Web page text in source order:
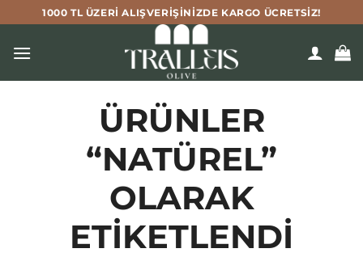
İçeriğe
atla
1000 TL ÜZERI ALIŞVERIŞINIZDE KARGO ÜCRETSIZ!
ÜRÜNLER
“NATÜREL”
OLARAK
ETIKETLENDI